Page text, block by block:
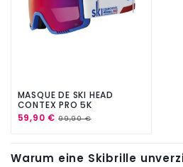
MASQUE DE SKI HEAD
CONTEX PRO 5K
59,90 € 99,90 €
Warum eine Skibrille